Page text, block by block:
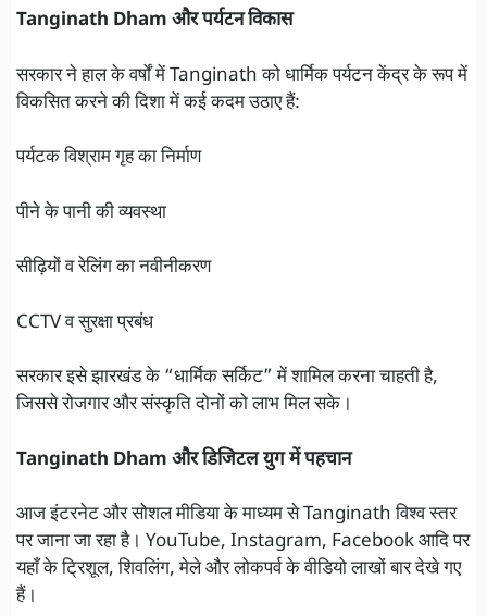
Tanginath Dham और पर्यटन विकास
सरकार ने हाल के वर्षों में Tanginath को धार्मिक पर्यटन केंद्र के रूप में
विकसित करने की दिशा में कई कदम उठाए हैं:
पर्यटक विश्राम गृह का निर्माण
पीने के पानी की व्यवस्था
सीढ़ियों व रेलिंग का नवीनीकरण
CCTV व सुरक्षा प्रबंध
सरकार इसे झारखंड के “धार्मिक सर्किट” में शामिल करना चाहती है,
जिससे रोजगार और संस्कृति दोनों को लाभ मिल सके।
Tanginath Dham और डिजिटल युग में पहचान
आज इंटरनेट और सोशल मीडिया के माध्यम से Tanginath विश्व स्तर
पर जाना जा रहा है। YouTube, Instagram, Facebook आदि पर
यहाँ के ट्रिशूल, शिवलिंग, मेले और लोकपर्व के वीडियो लाखों बार देखे गए
हैं।